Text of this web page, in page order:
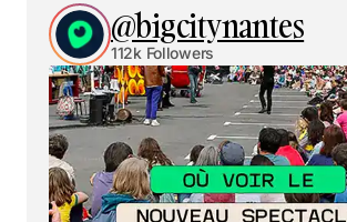
@bigcitynantes
112k Followers